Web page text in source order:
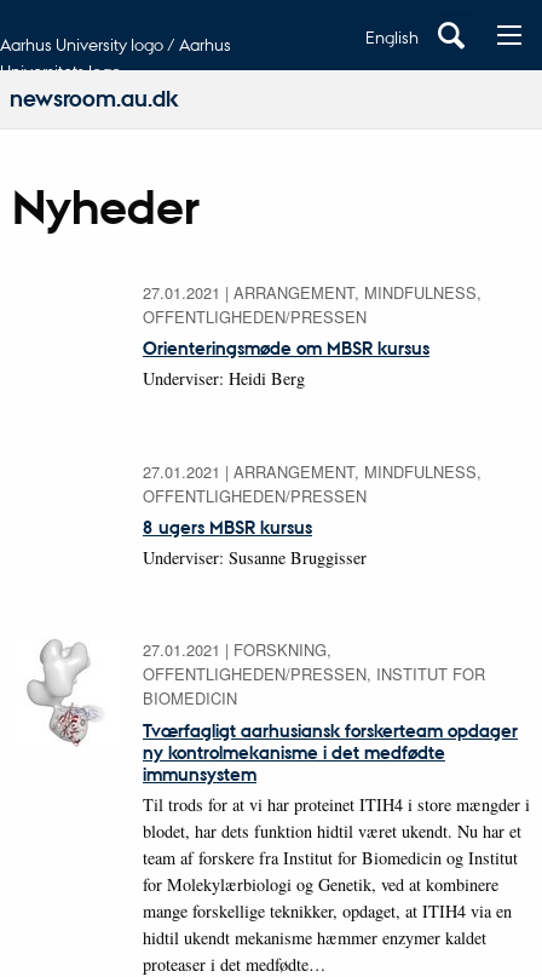
Aarhus University logo / Aarhus
Universitets logo
newsroom.au.dk
English
Nyheder
27.01.2021 | ARRANGEMENT, MINDFULNESS,
OFFENTLIGHEDEN/PRESSEN
Orienteringsmøde om MBSR kursus
Underviser: Heidi Berg
27.01.2021 | ARRANGEMENT, MINDFULNESS,
OFFENTLIGHEDEN/PRESSEN
8 ugers MBSR kursus
Underviser: Susanne Bruggisser
27.01.2021 | FORSKNING,
OFFENTLIGHEDEN/PRESSEN, INSTITUT FOR
BIOMEDICIN
Tværfagligt aarhusiansk forskerteam opdager
ny kontrolmekanisme i det medfødte
immunsystem
Til trods for at vi har proteinet ITIH4 i store mængder i
blodet, har dets funktion hidtil været ukendt. Nu har et
team af forskere fra Institut for Biomedicin og Institut
for Molekylærbiologi og Genetik, ved at kombinere
mange forskellige teknikker, opdaget, at ITIH4 via en
hidtil ukendt mekanisme hæmmer enzymer kaldet
proteaser i det medfødte…